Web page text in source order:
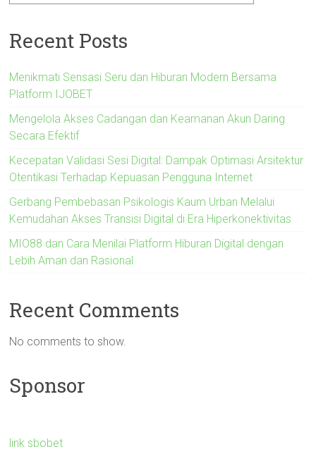
Recent Posts
Menikmati Sensasi Seru dan Hiburan Modern Bersama
Platform IJOBET
Mengelola Akses Cadangan dan Keamanan Akun Daring
Secara Efektif
Kecepatan Validasi Sesi Digital: Dampak Optimasi Arsitektur
Otentikasi Terhadap Kepuasan Pengguna Internet
Gerbang Pembebasan Psikologis Kaum Urban Melalui
Kemudahan Akses Transisi Digital di Era Hiperkonektivitas
MIO88 dan Cara Menilai Platform Hiburan Digital dengan
Lebih Aman dan Rasional
Recent Comments
No comments to show.
Sponsor
link sbobet